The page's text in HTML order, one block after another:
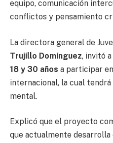
equipo, comunicación
conflictos y pensamiento
La directora general de
Trujillo Domínguez, invitó
18 y 30 años a participar
internacional, la cual
mental.
Explicó que el proyecto
que actualmente